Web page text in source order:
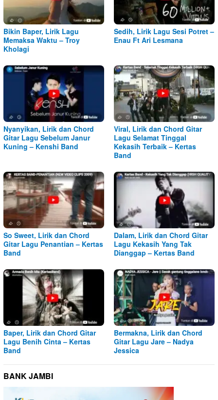
Bikin Baper, Lirik Lagu
Memaksa Waktu – Troy
Kholagi
Sedih, Lirik Lagu Sesi Potret –
Enau Ft Ari Lesmana
Nyanyikan, Lirik dan Chord
Gitar Lagu Sebelum Janur
Kuning – Kenshi Band
Viral, Lirik dan Chord Gitar
Lagu Selamat Tinggal
Kekasih Terbaik – Kertas
Band
So Sweet, Lirik dan Chord
Gitar Lagu Penantian – Kertas
Band
Dalam, Lirik dan Chord Gitar
Lagu Kekasih Yang Tak
Dianggap – Kertas Band
Baper, Lirik dan Chord Gitar
Lagu Benih Cinta – Kertas
Band
Bermakna, Lirik dan Chord
Gitar Lagu Jare – Nadya
Jessica
BANK JAMBI